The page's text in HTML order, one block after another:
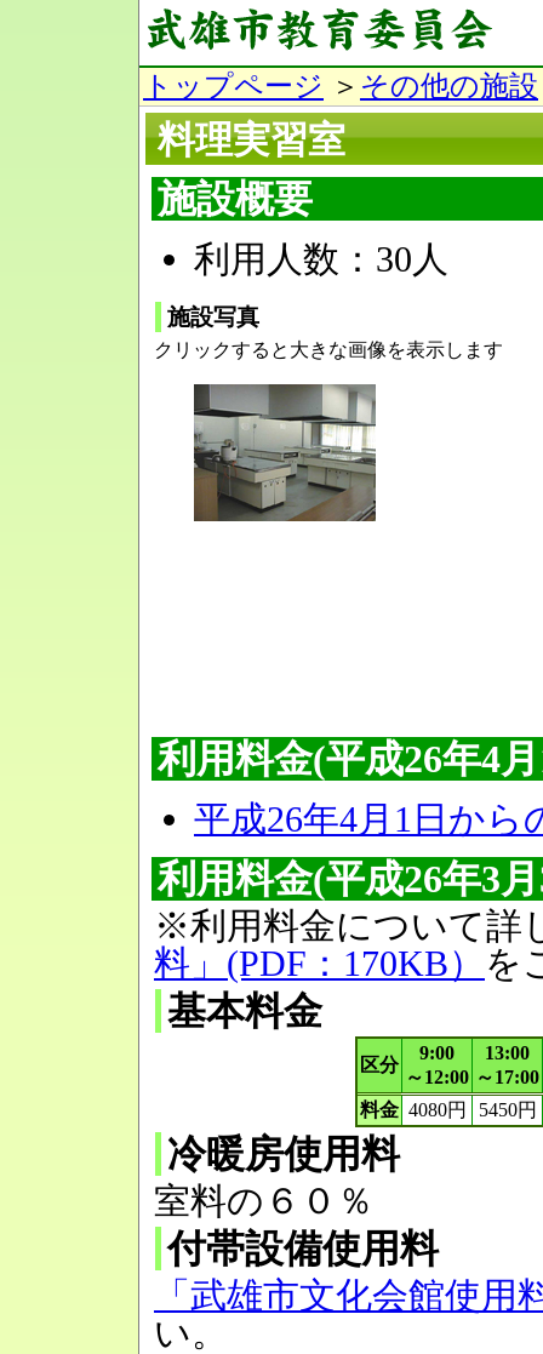
トップページ ＞ その他の施設
料理実習室
施設概要
利用人数：30人
施設写真
クリックすると大きな画像を表示します
利用料金(平成26年4
平成26年4月1日か
利用料金(平成26年3
※利用料金について詳
料」(PDF：170KB） を
基本料金
区分
9:00
～12:00
13:00
～17:00
料金 4080円 5450円
冷暖房使用料
室料の６０％
付帯設備使用料
「武雄市文化会館使用
い。